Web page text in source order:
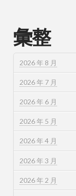
彙整
2026 年 8 月
2026 年 7 月
2026 年 6 月
2026 年 5 月
2026 年 4 月
2026 年 3 月
2026 年 2 月